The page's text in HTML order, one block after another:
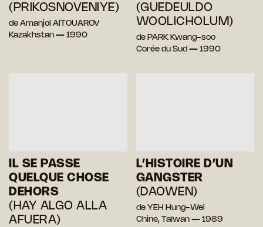
(PRIKOSNOVENIYE)
de Amanjol AÏTOUAROV
Kazakhstan — 1990
(GUEDEULDO
WOOLICHOLUM)
de PARK Kwang-soo
Corée du Sud — 1990
IL SE PASSE
QUELQUE CHOSE
DEHORS
(HAY ALGO ALLA
AFUERA)
L’HISTOIRE D’UN
GANGSTER
(DAOWEN)
de YEH Hung-Wei
Chine, Taïwan — 1989